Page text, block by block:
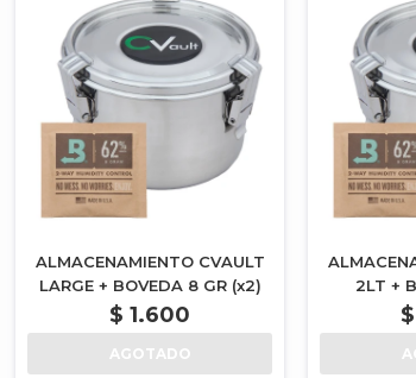
ALMACENAMIENTO CVAULT
LARGE + BOVEDA 8 GR (x2)
$ 1.600
AGOTADO
2LT +
$